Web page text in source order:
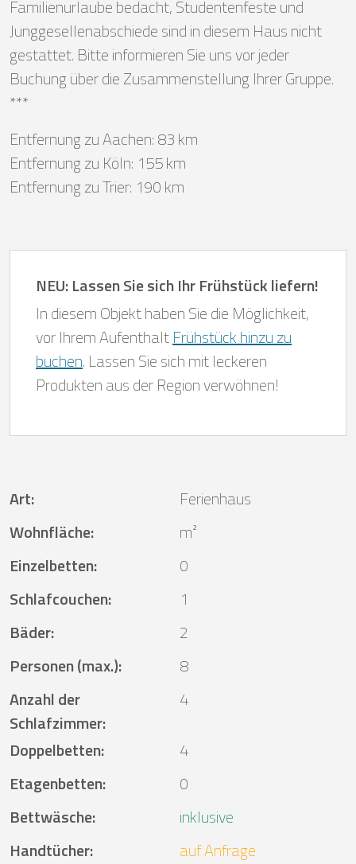
Familienurlaube bedacht, Studentenfeste und
Junggesellenabschiede sind in diesem Haus nicht
gestattet. Bitte informieren Sie uns vor jeder
Buchung über die Zusammenstellung Ihrer Gruppe.
***
Entfernung zu Aachen: 83 km
Entfernung zu Köln: 155 km
Entfernung zu Trier: 190 km
NEU: Lassen Sie sich Ihr Frühstück liefern!
In diesem Objekt haben Sie die Möglichkeit,
vor Ihrem AufenthaltFrühstück hinzu zu
buchen. Lassen Sie sich mit leckeren
Produkten aus der Region verwöhnen!
Art:
Ferienhaus
Wohnfläche:
m²
Einzelbetten:
0
Schlafcouchen:
1
Bäder:
2
Personen (max.):
8
Anzahl der
Schlafzimmer:
4
Doppelbetten:
4
Etagenbetten:
0
Bettwäsche:
inklusive
Handtücher:
auf Anfrage